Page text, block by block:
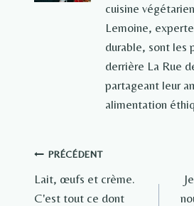
cuisine
Lemoine,
durable, sont les
derrière La Rue
partageant leur
alimentation
Navigation
de
PRÉCÉDENT
Lait, œufs et crème.
C'est tout ce dont